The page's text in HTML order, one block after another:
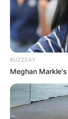
BUZZDAY
Meghan